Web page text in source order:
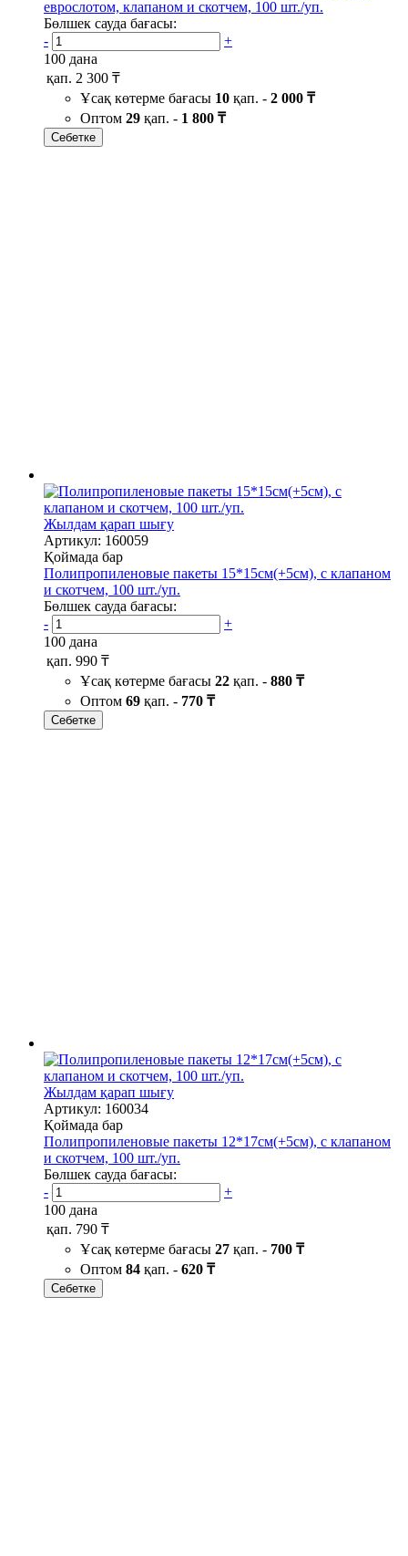
еврослотом, клапаном и скотчем, 100 шт./уп.
Бөлшек сауда бағасы:
-
+
100 дана
қап. 2 300 ₸
Ұсақ көтерме бағасы 10 қап. - 2 000 ₸
Оптом 29 қап. - 1 800 ₸
Себетке
Жылдам қарап шығу
Артикул: 160059
Қоймада бар
Полипропиленовые пакеты 15*15см(+5см), с клапаном
и скотчем, 100 шт./уп.
Бөлшек сауда бағасы:
-
+
100 дана
қап. 990 ₸
Ұсақ көтерме бағасы 22 қап. - 880 ₸
Оптом 69 қап. - 770 ₸
Себетке
Жылдам қарап шығу
Артикул: 160034
Қоймада бар
Полипропиленовые пакеты 12*17см(+5см), с клапаном
и скотчем, 100 шт./уп.
Бөлшек сауда бағасы:
-
+
100 дана
қап. 790 ₸
Ұсақ көтерме бағасы 27 қап. - 700 ₸
Оптом 84 қап. - 620 ₸
Себетке